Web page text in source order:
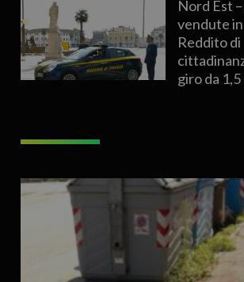
Nord Est
vendute
Reddito di
giro da